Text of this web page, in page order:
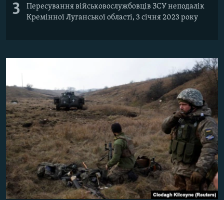
3
Пересування військовослужбовців ЗСУ неподалік
Кремінної Луганської області, 3 січня 2023 року